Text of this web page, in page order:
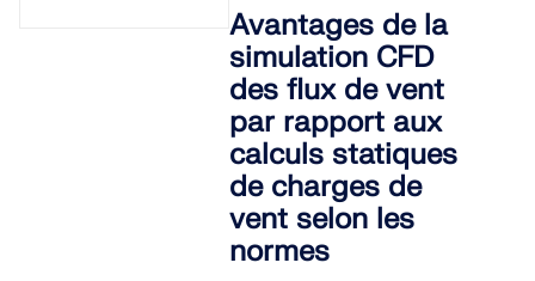
Avantages de la
simulation CFD
des flux de vent
par rapport aux
calculs statiques
de charges de
vent selon les
normes